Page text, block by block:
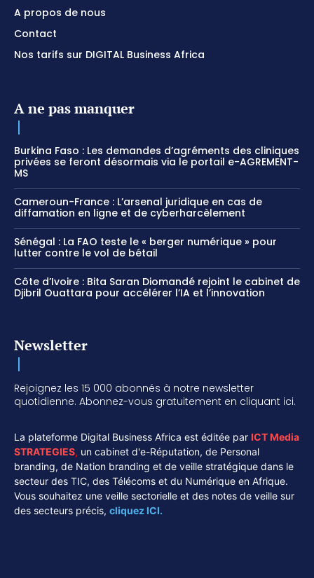
A propos de nous
Contact
Nos tarifs sur DIGITAL Business Africa
A ne pas manquer
Burkina Faso : Les demandes d’agréments des cliniques
privées se feront désormais via le portail e-AGREMENT-
MS
Cameroun-France : L’arsenal juridique en cas de
diffamation en ligne et de cyberharcèlement
Sénégal : La FAO teste le « berger numérique » pour
lutter contre le vol de bétail
Côte d’Ivoire : Bita Saran Diomandé rejoint le cabinet de
Djibril Ouattara pour accélérer l’IA et l’innovation
Newsletter
Rejoignez les 15 000 abonnés à notre newsletter
quotidienne. Abonnez-vous gratuitement en cliquant ici.
La plateforme Digital Business Africa est éditée par ICT Media
STRATEGIES, un cabinet d'e-Réputation, de Personal
branding, de Nation branding et de veille stratégique dans le
secteur des TIC, des Télécoms et du Numérique en Afrique.
Vous souhaitez une veille sectorielle et des notes de veille sur
des secteurs précis, cliquez ICI.